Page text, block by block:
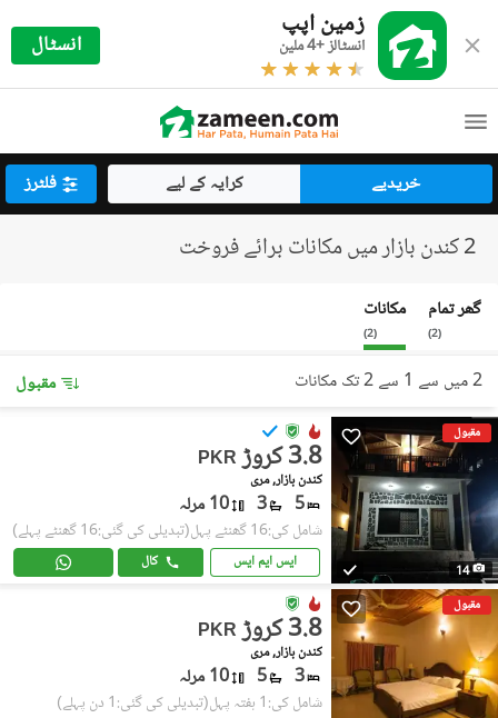
زمین اپپ
انسٹالز +4 ملین انسٹال
خریدیے کرایہ کے لیے فلٹرز
2 کندن بازار میں مکانات برائے فروخت
گھر تمام
(
2
)
مکانات
(
2
)
2 میں سے 1 سے 2 تک مکانات مقبول
مقبول
14
PKR 3.8 کروڑ
کندن بازار, مری
5
3 10 مرلہ
شامل کی:16 گھنٹے پہل (تبدیلی کی گئی:16 گھنٹے پہلے)
ایس ایم ایس کال
مقبول
PKR 3.8 کروڑ
کندن بازار, مری
3
5 10 مرلہ
شامل کی:1 ہفتہ پہل (تبدیلی کی گئی:1 دن پہلے)